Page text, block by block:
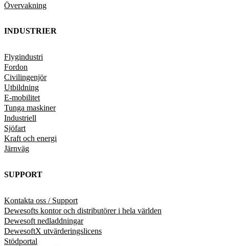
Övervakning
INDUSTRIER
Flygindustri
Fordon
Civilingenjör
Utbildning
E-mobilitet
Tunga maskiner
Industriell
Sjöfart
Kraft och energi
Järnväg
SUPPORT
Kontakta oss / Support
Dewesofts kontor och distributörer i hela världen
Dewesoft nedladdningar
DewesoftX utvärderingslicens
Stödportal